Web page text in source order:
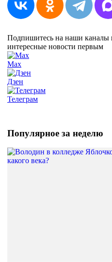
Подпишитесь на наши каналы
интересные новости первым
Max
Дзен
Телеграм
Популярное за неделю